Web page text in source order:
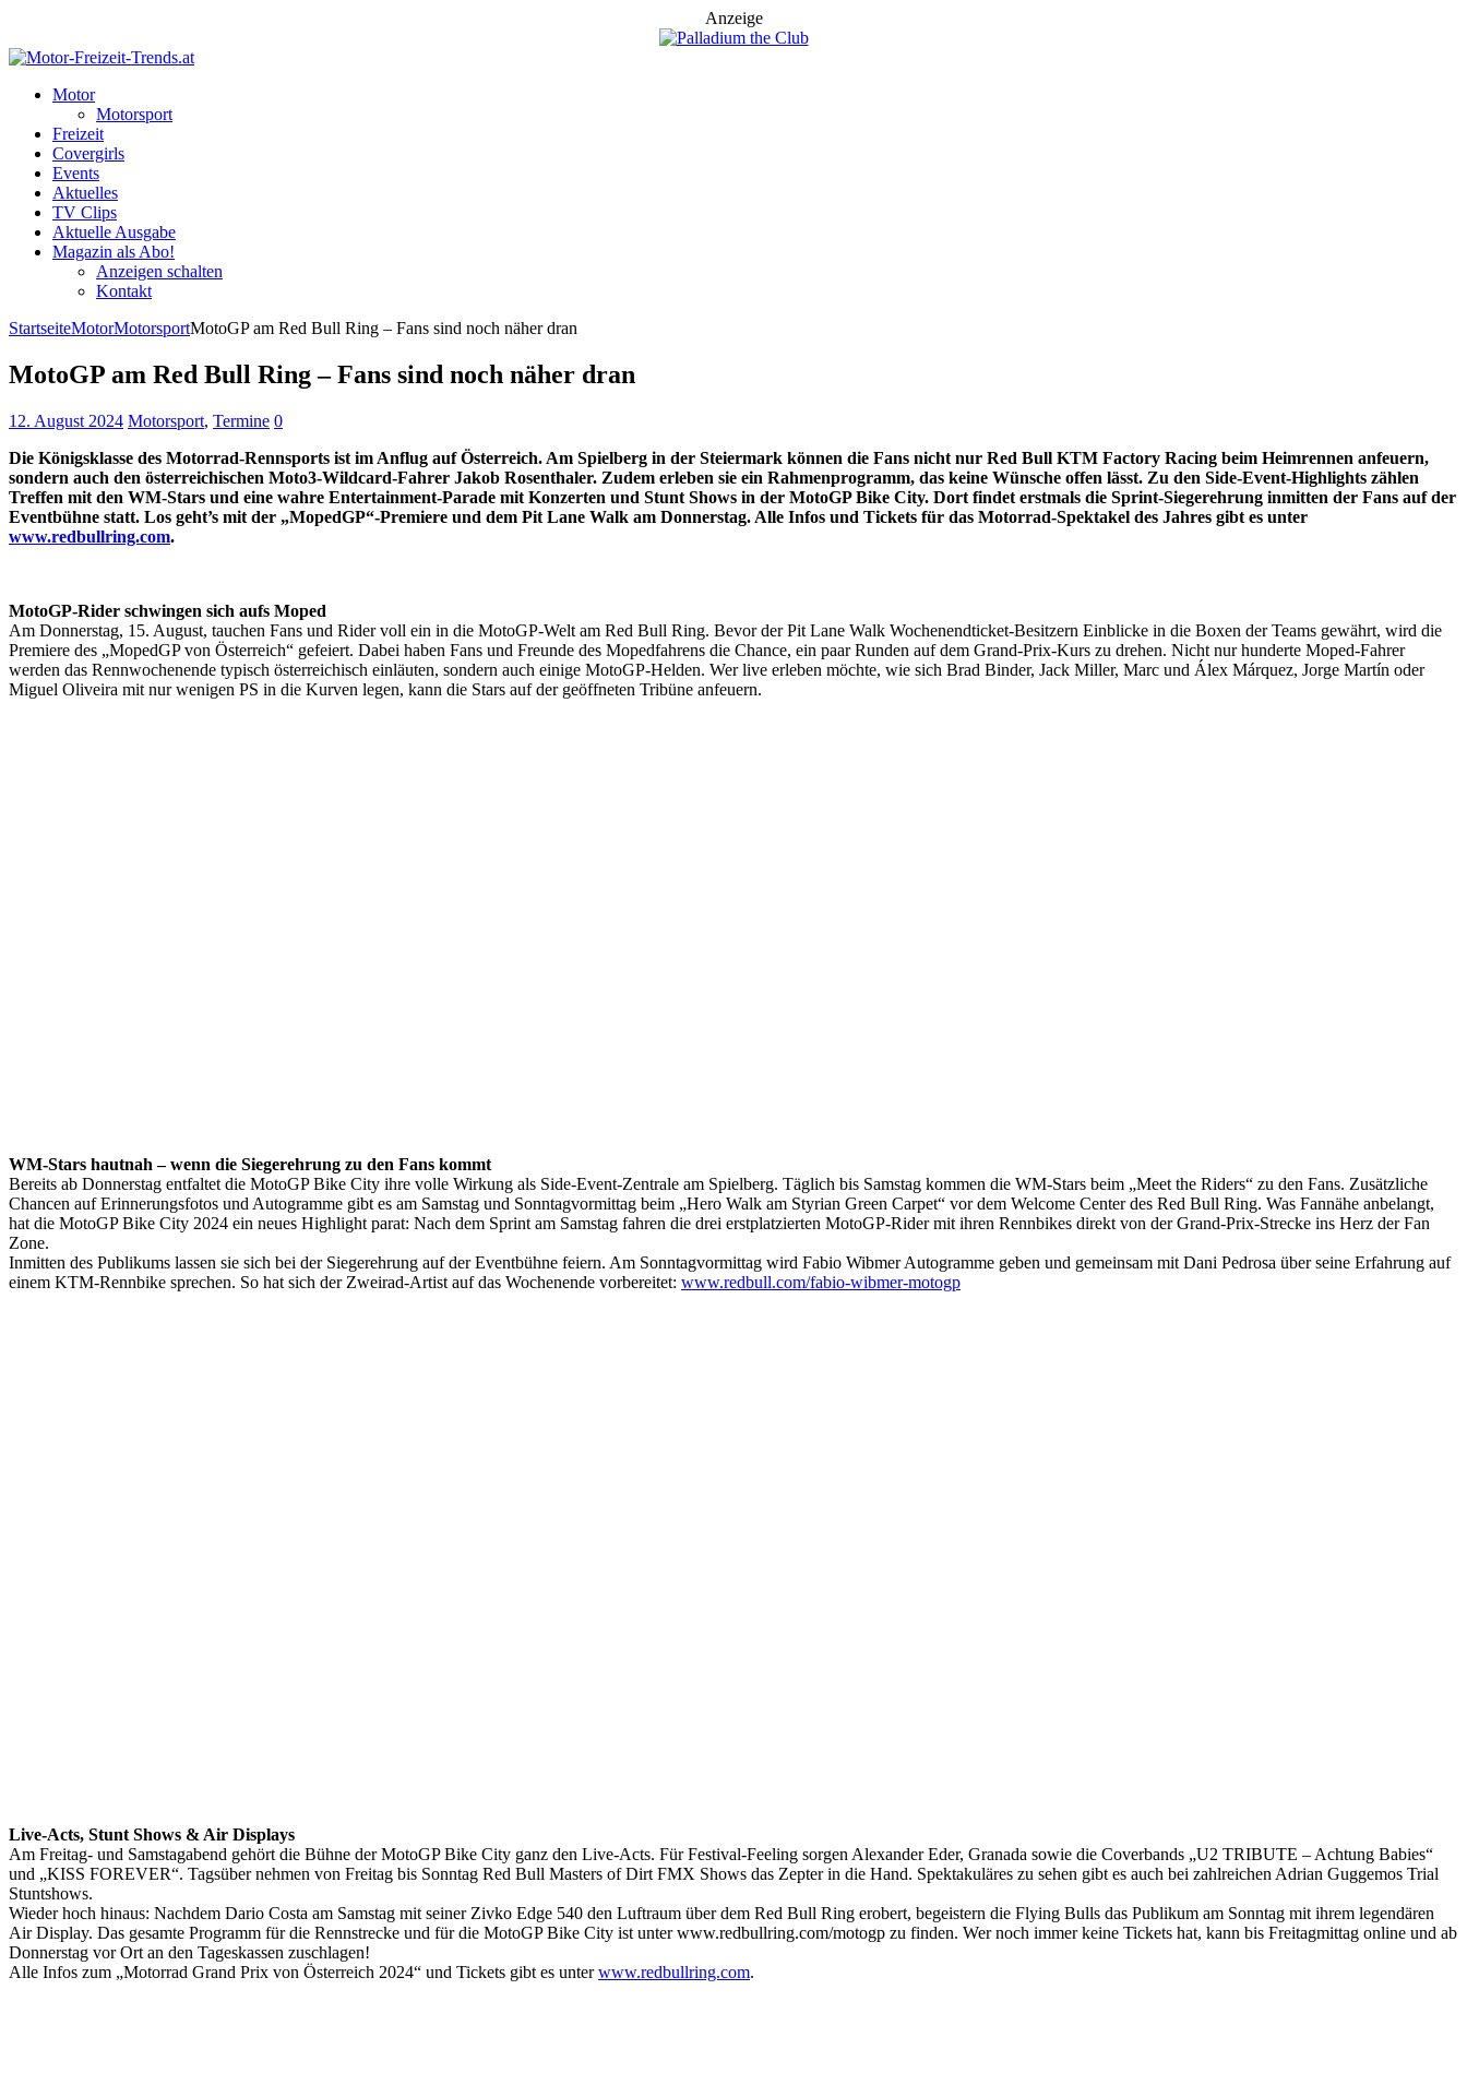
Anzeige
Motor
Motorsport
Freizeit
Covergirls
Events
Aktuelles
TV Clips
Aktuelle Ausgabe
Magazin als Abo!
Anzeigen schalten
Kontakt
StartseiteMotorMotorsportMotoGP am Red Bull Ring – Fans sind noch näher dran
MotoGP am Red Bull Ring – Fans sind noch näher dran
12. August 2024 Motorsport, Termine 0
Die Königsklasse des Motorrad-Rennsports ist im Anflug auf Österreich. Am Spielberg in der Steiermark können die Fans nicht nur Red Bull KTM Factory Racing beim Heimrennen anfeuern,
sondern auch den österreichischen Moto3-Wildcard-Fahrer Jakob Rosenthaler. Zudem erleben sie ein Rahmenprogramm, das keine Wünsche offen lässt. Zu den Side-Event-Highlights zählen
Treffen mit den WM-Stars und eine wahre Entertainment-Parade mit Konzerten und Stunt Shows in der MotoGP Bike City. Dort findet erstmals die Sprint-Siegerehrung inmitten der Fans auf der
Eventbühne statt. Los geht’s mit der „MopedGP“-Premiere und dem Pit Lane Walk am Donnerstag. Alle Infos und Tickets für das Motorrad-Spektakel des Jahres gibt es unter
www.redbullring.com.
MotoGP-Rider schwingen sich aufs Moped
Am Donnerstag, 15. August, tauchen Fans und Rider voll ein in die MotoGP-Welt am Red Bull Ring. Bevor der Pit Lane Walk Wochenendticket-Besitzern Einblicke in die Boxen der Teams gewährt, wird die
Premiere des „MopedGP von Österreich“ gefeiert. Dabei haben Fans und Freunde des Mopedfahrens die Chance, ein paar Runden auf dem Grand-Prix-Kurs zu drehen. Nicht nur hunderte Moped-Fahrer
werden das Rennwochenende typisch österreichisch einläuten, sondern auch einige MotoGP-Helden. Wer live erleben möchte, wie sich Brad Binder, Jack Miller, Marc und Álex Márquez, Jorge Martín oder
Miguel Oliveira mit nur wenigen PS in die Kurven legen, kann die Stars auf der geöffneten Tribüne anfeuern.
WM-Stars hautnah – wenn die Siegerehrung zu den Fans kommt
Bereits ab Donnerstag entfaltet die MotoGP Bike City ihre volle Wirkung als Side-Event-Zentrale am Spielberg. Täglich bis Samstag kommen die WM-Stars beim „Meet the Riders“ zu den Fans. Zusätzliche
Chancen auf Erinnerungsfotos und Autogramme gibt es am Samstag und Sonntagvormittag beim „Hero Walk am Styrian Green Carpet“ vor dem Welcome Center des Red Bull Ring. Was Fannähe anbelangt,
hat die MotoGP Bike City 2024 ein neues Highlight parat: Nach dem Sprint am Samstag fahren die drei erstplatzierten MotoGP-Rider mit ihren Rennbikes direkt von der Grand-Prix-Strecke ins Herz der Fan
Zone.
Inmitten des Publikums lassen sie sich bei der Siegerehrung auf der Eventbühne feiern. Am Sonntagvormittag wird Fabio Wibmer Autogramme geben und gemeinsam mit Dani Pedrosa über seine Erfahrung auf
einem KTM-Rennbike sprechen. So hat sich der Zweirad-Artist auf das Wochenende vorbereitet: www.redbull.com/fabio-wibmer-motogp
Live-Acts, Stunt Shows & Air Displays
Am Freitag- und Samstagabend gehört die Bühne der MotoGP Bike City ganz den Live-Acts. Für Festival-Feeling sorgen Alexander Eder, Granada sowie die Coverbands „U2 TRIBUTE – Achtung Babies“
und „KISS FOREVER“. Tagsüber nehmen von Freitag bis Sonntag Red Bull Masters of Dirt FMX Shows das Zepter in die Hand. Spektakuläres zu sehen gibt es auch bei zahlreichen Adrian Guggemos Trial
Stuntshows.
Wieder hoch hinaus: Nachdem Dario Costa am Samstag mit seiner Zivko Edge 540 den Luftraum über dem Red Bull Ring erobert, begeistern die Flying Bulls das Publikum am Sonntag mit ihrem legendären
Air Display. Das gesamte Programm für die Rennstrecke und für die MotoGP Bike City ist unter www.redbullring.com/motogp zu finden. Wer noch immer keine Tickets hat, kann bis Freitagmittag online und ab
Donnerstag vor Ort an den Tageskassen zuschlagen!
Alle Infos zum „Motorrad Grand Prix von Österreich 2024“ und Tickets gibt es unterwww.redbullring.com.